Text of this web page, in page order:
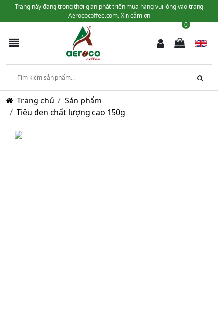
Trang này đang trong thời gian phát triển mua hàng vui lòng vào trang
Aerococoffee.com. Xin cảm ơn
0
Trang chủ
Sản phẩm
Tiêu đen chất lượng cao 150g